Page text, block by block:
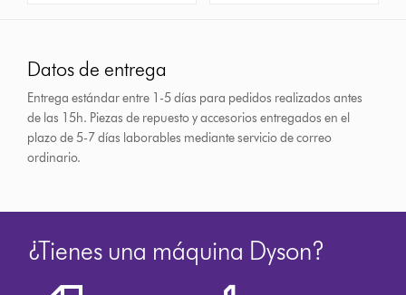
Datos de entrega
Entrega estándar entre 1-5 días para pedidos realizados antes
de las 15h. Piezas de repuesto y accesorios entregados en el
plazo de 5-7 días laborables mediante servicio de correo
ordinario.
¿Tienes una máquina Dyson?